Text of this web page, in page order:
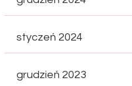
styczeń 2024
grudzień 2023